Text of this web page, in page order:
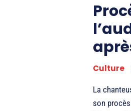
Culture
La
son